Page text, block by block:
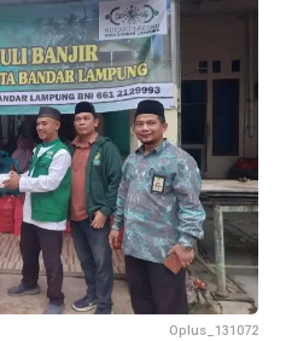
Oplus_131072